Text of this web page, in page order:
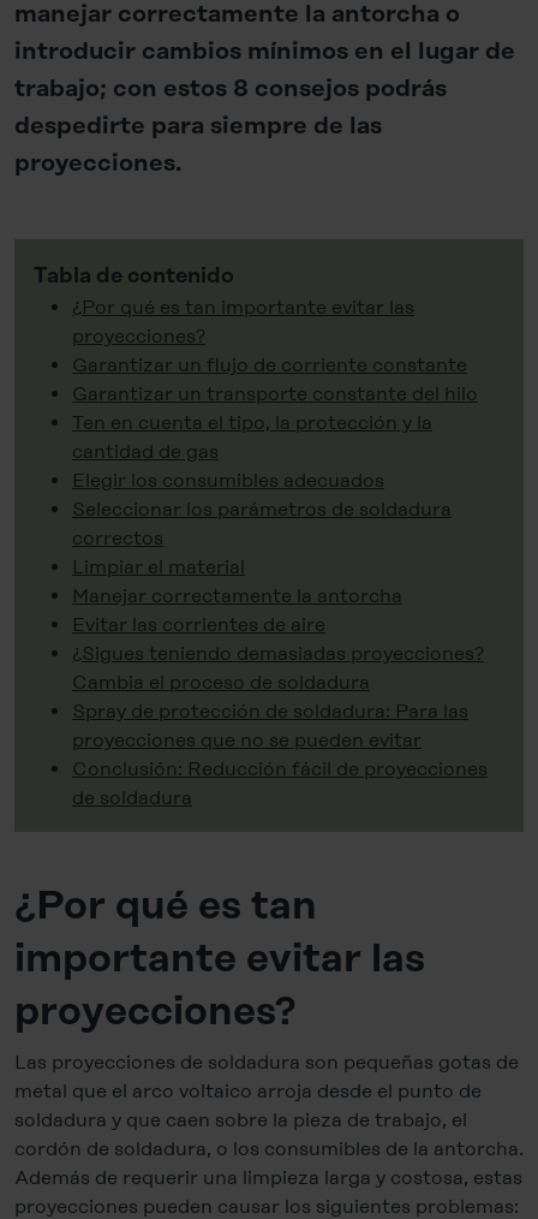
manejar correctamente la antorcha o
introducir cambios mínimos en el lugar de
trabajo; con estos 8 consejos podrás
despedirte para siempre de las
proyecciones.
Tabla de contenido
¿Por qué es tan importante evitar las
proyecciones?
Garantizar un flujo de corriente constante
Garantizar un transporte constante del hilo
Ten en cuenta el tipo, la protección y la
cantidad de gas
Elegir los consumibles adecuados
Seleccionar los parámetros de soldadura
correctos
Limpiar el material
Manejar correctamente la antorcha
Evitar las corrientes de aire
¿Sigues teniendo demasiadas proyecciones?
Cambia el proceso de soldadura
Spray de protección de soldadura: Para las
proyecciones que no se pueden evitar
Conclusión: Reducción fácil de proyecciones
de soldadura
¿Por qué es tan
importante evitar las
proyecciones?
Las proyecciones de soldadura son pequeñas gotas de
metal que el arco voltaico arroja desde el punto de
soldadura y que caen sobre la pieza de trabajo, el
cordón de soldadura, o los consumibles de la antorcha.
Además de requerir una limpieza larga y costosa, estas
proyecciones pueden causar los siguientes problemas: